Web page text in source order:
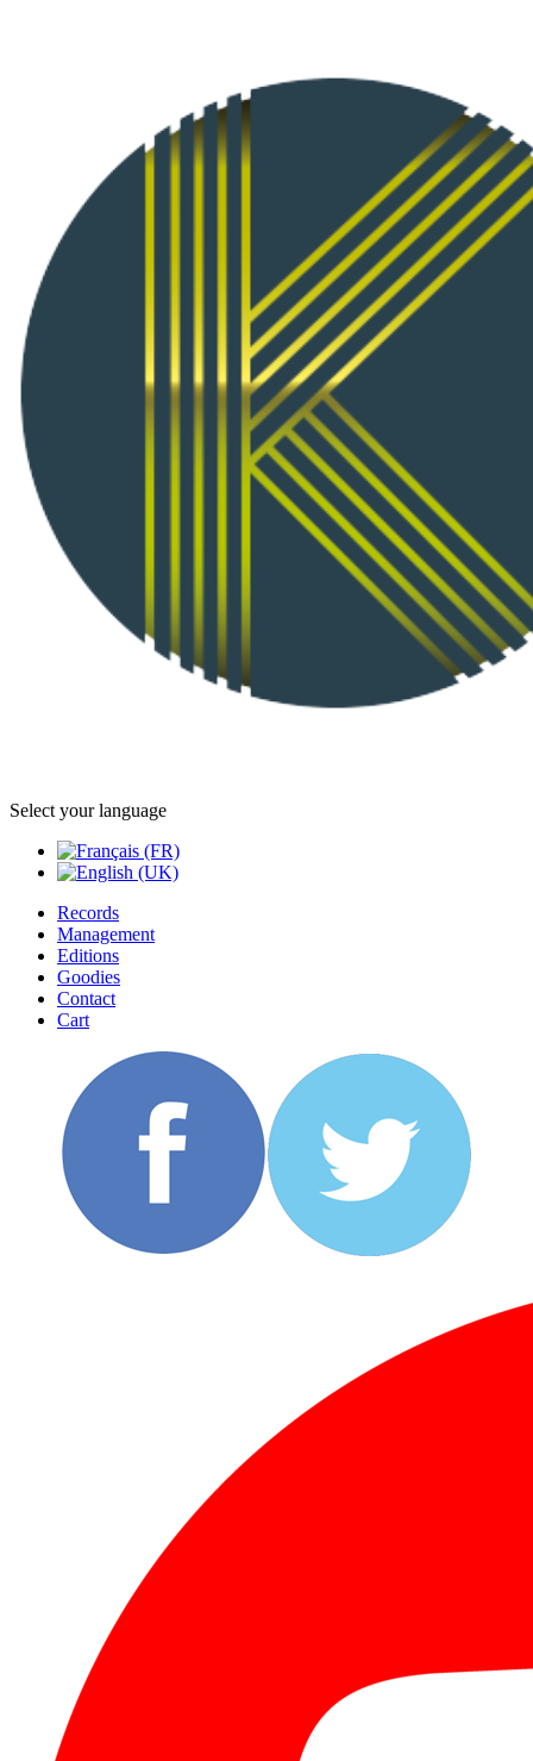
Select your language
Records
Management
Editions
Goodies
Contact
Cart